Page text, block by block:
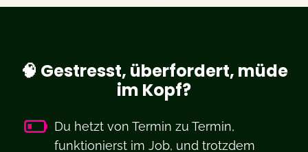
🧠 Gestresst, überfordert, müde
im Kopf?
Du hetzt von Termin zu Termin,
funktionierst im Job, und trotzdem